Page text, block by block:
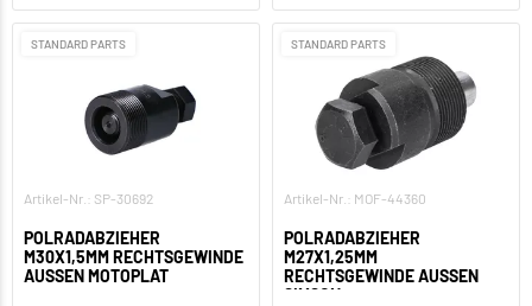
STANDARD PARTS
Artikel-Nr.: SP-30692
POLRADABZIEHER
M30X1,5MM RECHTSGEWINDE
AUSSEN MOTOPLAT
STANDARD PARTS
Artikel-Nr.: MOF-44360
POLRADABZIEHER
M27X1,25MM
RECHTSGEWINDE AUSSEN S
IMSON